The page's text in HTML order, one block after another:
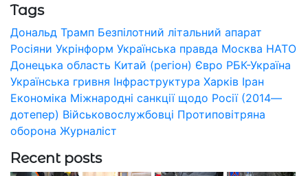
Tags
Дональд Трамп Безпілотний літальний апарат
Росіяни Укрінформ Українська правда Москва НАТО
Донецька область Китай (регіон) Євро РБК-Україна
Українська гривня Інфраструктура Харків Іран
Економіка Міжнародні санкції щодо Росії (2014—
дотепер) Військовослужбовці Протиповітряна
оборона Журналіст
Recent posts